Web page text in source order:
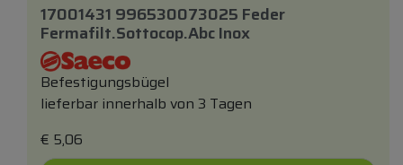
17001431 996530073025 Feder
Fermafilt.sottocop.abc Inox
Befestigungsbügel
lieferbar innerhalb von 3 Tagen
€ 5,06